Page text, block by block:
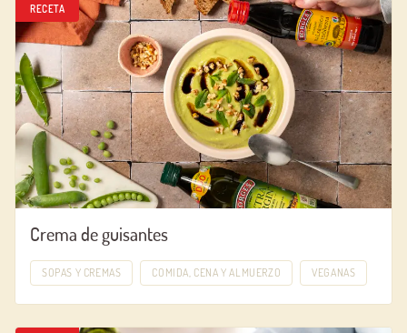
RECETA
Crema de guisantes
SOPAS Y CREMAS COMIDA, CENA Y ALMUERZO VEGANAS